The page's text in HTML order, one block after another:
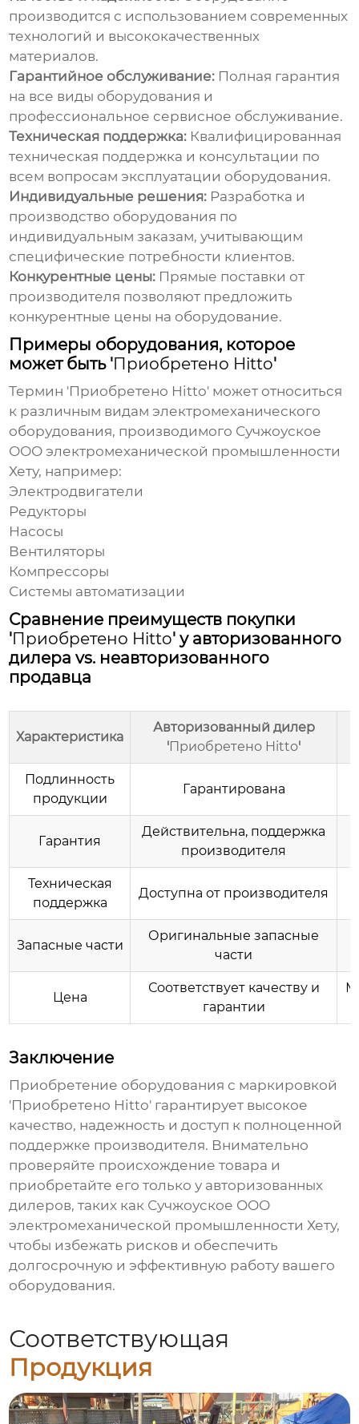
производится с использованием современных
технологий и высококачественных
материалов.
Гарантийное обслуживание: Полная гарантия
на все виды оборудования и
профессиональное сервисное обслуживание.
Техническая поддержка: Квалифицированная
техническая поддержка и консультации по
всем вопросам эксплуатации оборудования.
Индивидуальные решения: Разработка и
производство оборудования по
индивидуальным заказам, учитывающим
специфические потребности клиентов.
Конкурентные цены: Прямые поставки от
производителя позволяют предложить
конкурентные цены на оборудование.
Примеры оборудования, которое
может быть 'Приобретено Hitto'
Термин 'Приобретено Hitto' может относиться
к различным видам электромеханического
оборудования, производимого Сучжоуское
ООО электромеханической промышленности
Хету, например:
Электродвигатели
Редукторы
Насосы
Вентиляторы
Компрессоры
Системы автоматизации
Сравнение преимуществ покупки
'Приобретено Hitto' у авторизованного
дилера vs. неавторизованного
продавца
Характеристика
Авторизованный дилер
'Приобретено Hitto'
Подлинность
продукции
Гарантирована
Гарантия
Действительна, поддержка
производителя
Техническая
поддержка
Доступна от производителя
Запасные части
Оригинальные запасные
части
Цена
Соответствует качеству и
гарантии
Заключение
Приобретение оборудования с маркировкой
'Приобретено Hitto' гарантирует высокое
качество, надежность и доступ к полноценной
поддержке производителя. Внимательно
проверяйте происхождение товара и
приобретайте его только у авторизованных
дилеров, таких как Сучжоуское ООО
электромеханической промышленности Хету,
чтобы избежать рисков и обеспечить
долгосрочную и эффективную работу вашего
оборудования.
Соответствующая
Продукция